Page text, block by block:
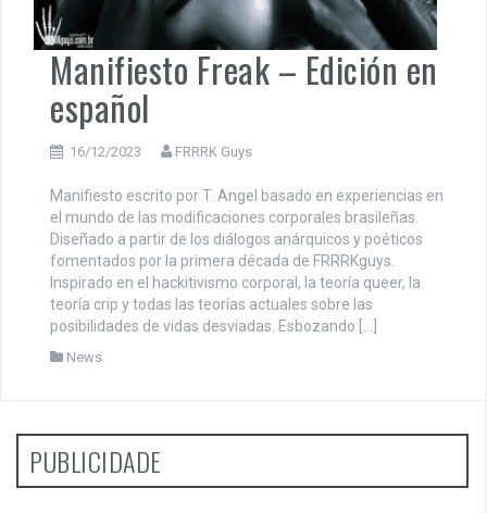
Manifiesto Freak – Edición en
español
16/12/2023 FRRRK Guys
Manifiesto escrito por T. Angel basado en experiencias en
el mundo de las modificaciones corporales brasileñas.
Diseñado a partir de los diálogos anárquicos y poéticos
fomentados por la primera década de FRRRKguys.
Inspirado en el hackitivismo corporal, la teoría queer, la
teoría crip y todas las teorías actuales sobre las
posibilidades de vidas desviadas. Esbozando […]
News
PUBLICIDADE